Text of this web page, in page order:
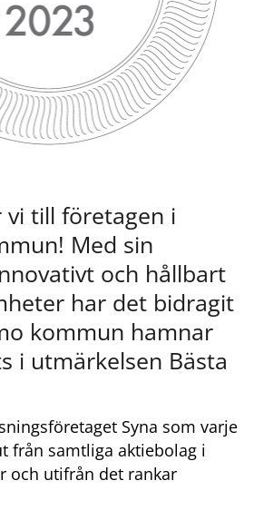
vi till företagen i
Med sin
och hållbart
har det bidragit
kommun hamnar
i utmärkelsen Bästa
Syna som varje
från samtliga aktiebolag i
och utifrån det rankar